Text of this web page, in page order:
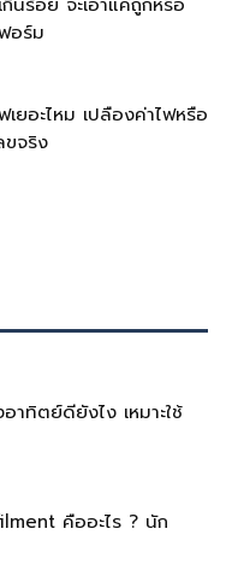
อร์ม
ยอะไหม เปลืองค่าไฟหรือ
ขจริง
ทิตย์ดียังไง เหมาะใช้
คืออะไร ? นัก